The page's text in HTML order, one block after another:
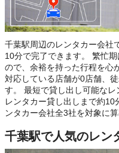
千葉駅周辺のレンタカー会社
10分で完了できます。 繁忙
ので、余裕を持った行程を心
対応している店舗が0店舗、
す。 最短で貸し出し可能な
レンタカー貸し出しまで約
ンタカー会社全3社を対象に算
千葉駅で人気のレン